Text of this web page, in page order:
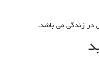
در زندگی می باشد.